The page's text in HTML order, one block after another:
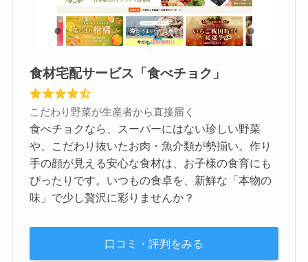
食材宅配サービス「食べチョク」
こだわり野菜が生産者から直接届く
食べチョクなら、スーパーにはない珍しい野菜
や、こだわり抜いたお肉・魚介類が勢揃い。作り
手の顔が見える安心な食材は、お子様の食育にも
ぴったりです。いつもの食卓を、新鮮な「本物の
味」で少し贅沢に彩りませんか？
口コミ・評判をみる